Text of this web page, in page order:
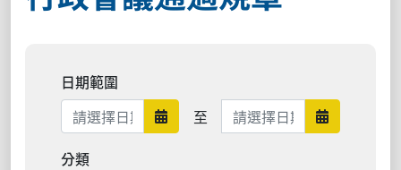
日期範圍
日期範圍開始
至 日期範圍結束 日期範圍
分類